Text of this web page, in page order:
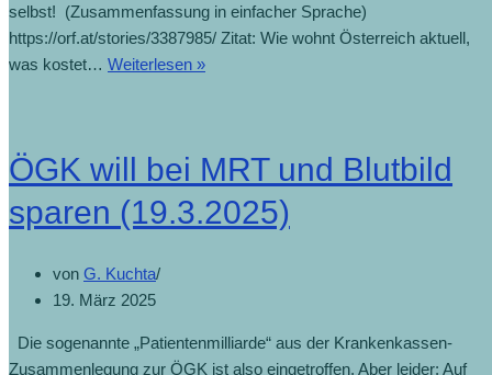
selbst! (Zusammenfassung in einfacher Sprache)
https://orf.at/stories/3387985/ Zitat: Wie wohnt Österreich aktuell,
was kostet… Weiterlesen »
ÖGK will bei MRT und Blutbild
sparen (19.3.2025)
von G. Kuchta
19. März 2025
Die sogenannte „Patientenmilliarde“ aus der Krankenkassen-
Zusammenlegung zur ÖGK ist also eingetroffen. Aber leider: Auf